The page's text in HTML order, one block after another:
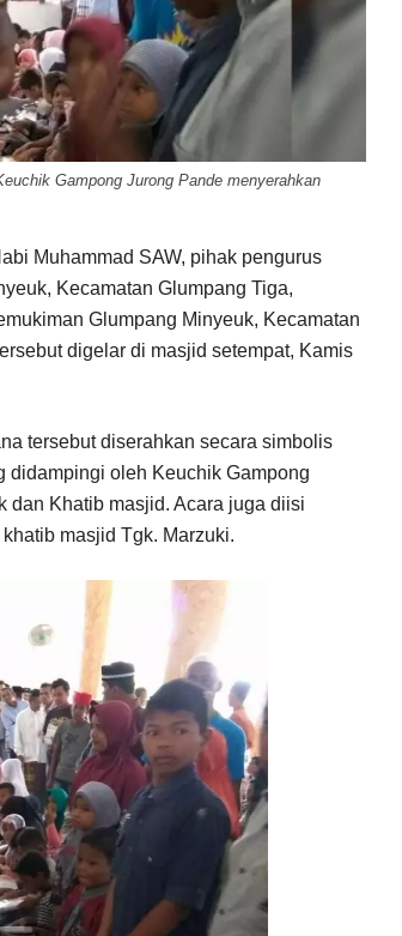
Gampong Jurong Pande menyerahkan
Muhammad SAW, pihak pengurus
Kecamatan Glumpang Tiga,
Glumpang Minyeuk, Kecamatan
digelar di masjid setempat, Kamis
tersebut diserahkan secara simbolis
didampingi oleh Keuchik Gampong
dan Khatib masjid. Acara juga diisi
masjid Tgk. Marzuki.